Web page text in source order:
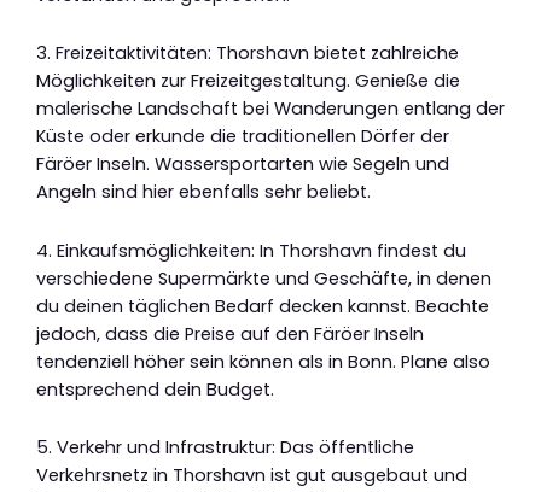
3. Freizeitaktivitäten: Thorshavn bietet zahlreiche
Möglichkeiten zur Freizeitgestaltung. Genieße die
malerische Landschaft bei Wanderungen entlang der
Küste oder erkunde die traditionellen Dörfer der
Färöer Inseln. Wassersportarten wie Segeln und
Angeln sind hier ebenfalls sehr beliebt.
4. Einkaufsmöglichkeiten: In Thorshavn findest du
verschiedene Supermärkte und Geschäfte, in denen
du deinen täglichen Bedarf decken kannst. Beachte
jedoch, dass die Preise auf den Färöer Inseln
tendenziell höher sein können als in Bonn. Plane also
entsprechend dein Budget.
5. Verkehr und Infrastruktur: Das öffentliche
Verkehrsnetz in Thorshavn ist gut ausgebaut und